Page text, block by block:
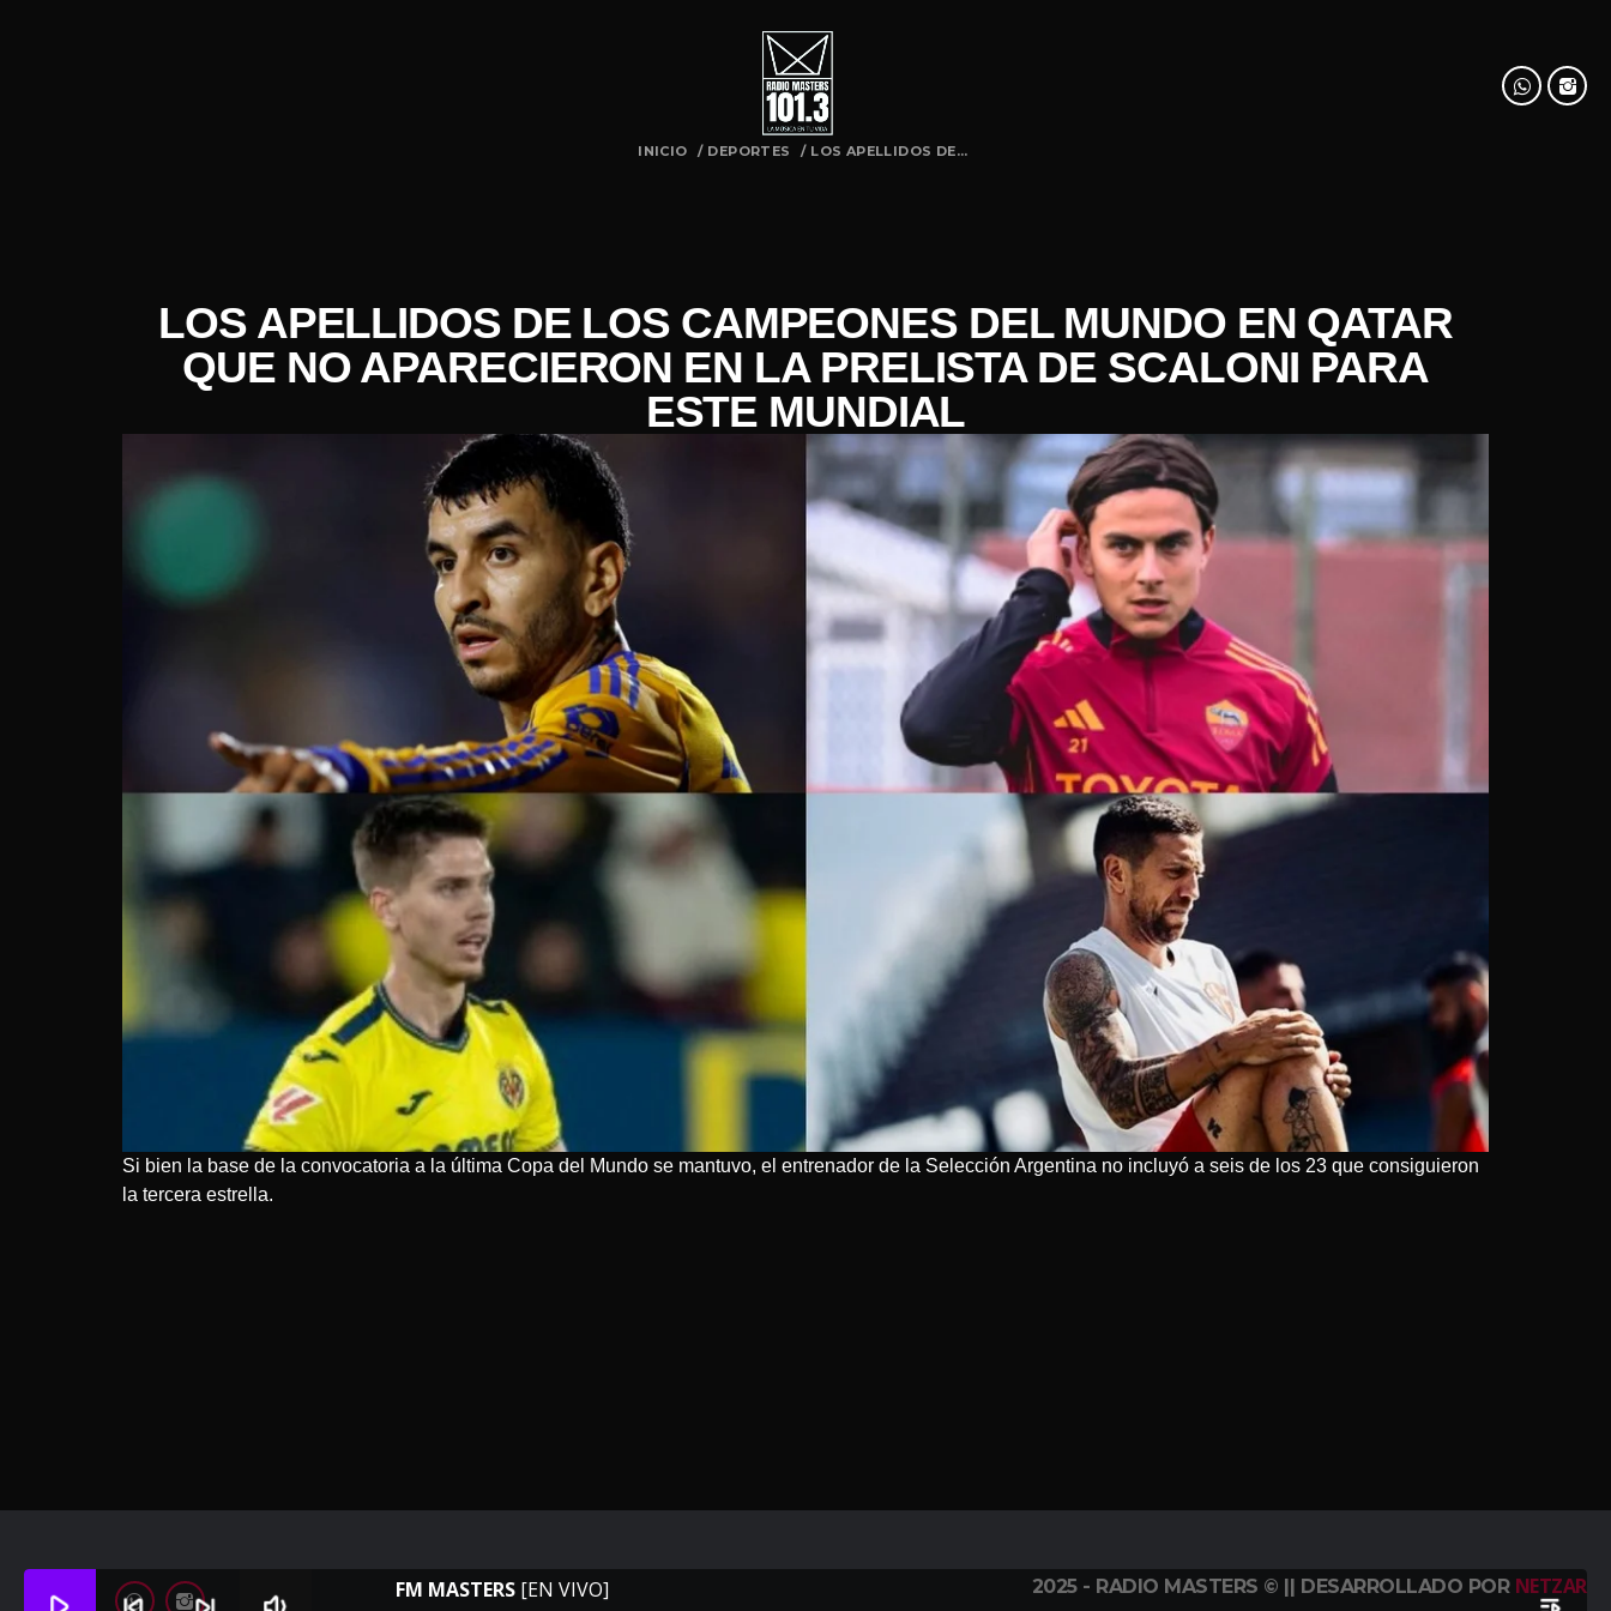
INICIO / DEPORTES / LOS APELLIDOS DE...
LOS APELLIDOS DE LOS CAMPEONES DEL MUNDO EN QATAR
QUE NO APARECIERON EN LA PRELISTA DE SCALONI PARA
ESTE MUNDIAL
Si bien la base de la convocatoria a la última Copa del Mundo se mantuvo, el entrenador de la Selección Argentina no incluyó a seis de los 23 que consiguieron
la tercera estrella.
2025 - RADIO MASTERS © || DESARROLLADO POR NETZAR
FM MASTERS [EN VIVO]